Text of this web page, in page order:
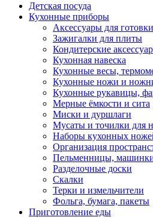
Детская посуда
Кухонные приборы
Аксессуары для готовки
Зажигалки для плиты
Кондитерские
Кухонная навеска
Кухонные весы,
Кухонные ножи и
Кухонные рукавицы,
Мерные ёмкости и сита
Миски и дуршлаги
Мусаты и точилки для
Наборы кухонных
Организация
Пельменницы,
Разделочные доски
Скалки
Терки и измельчители
Фольга, бумага, пакеты
Приготовление еды